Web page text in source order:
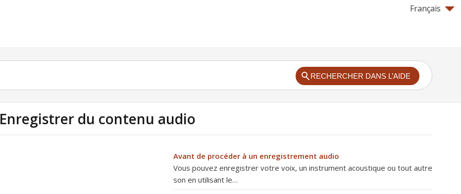
Français
RECHERCHER DANS L’AIDE
Enregistrer du contenu audio
Avant de procéder à un enregistrement audio
Vous pouvez enregistrer votre voix, un instrument acoustique ou tout autre
son en utilisant le…